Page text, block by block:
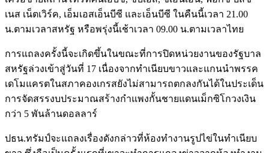
เนส เน็ตเวิร์ค, เอ็มเอสเอ็นบีซี และเอ็นบีซี ในคืนนี้เวลา 21.00
น.ตามเวลาสหรัฐ หรือพรุ่งนี้เช้าเวลา 09.00 น.ตามเวลาไทย
การแถลงครั้งนี้จะเกิดขึ้นในขณะที่การปิดหน่วยงานของรัฐบาล
สหรัฐล่วงเข้าสู่วันที่ 17 เนื่องจากทำเนียบขาวและแกนนำพรรค
เดโมแครตในสภาคองเกรสยังไม่สามารถตกลงกันได้ในประเด็น
การจัดสรรงบประมาณสร้างกำแพงกั้นชายแดนเม็กซิโกวงเงิน
กว่า 5 พันล้านดอลลาร์
ปธน.ทรัมป์จะแถลงเรื่องดังกล่าวที่ห้องทำงานรูปไข่ในทำเนียบ